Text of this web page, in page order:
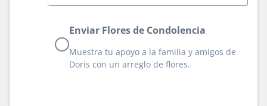
Enviar Flores de Condolencia
Muestra tu apoyo a la familia y amigos de
Doris con un arreglo de flores.